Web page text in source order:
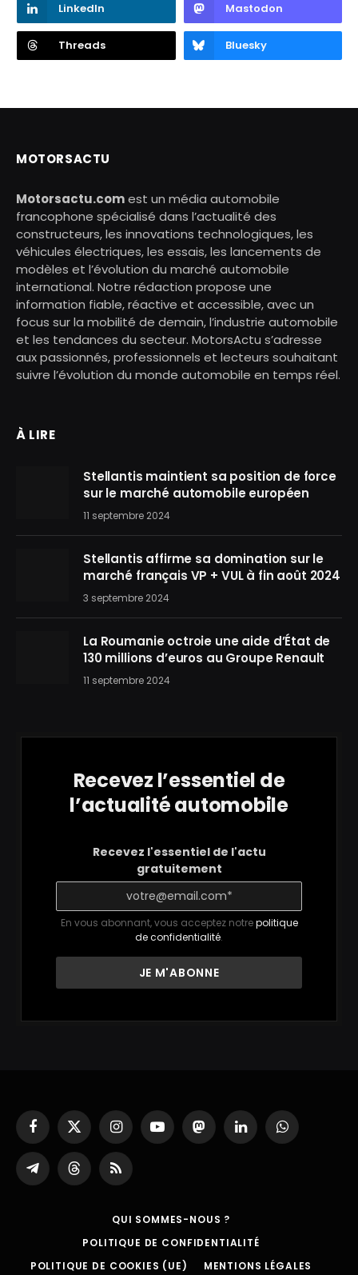
LinkedIn Mastodon
Threads Bluesky
MOTORSACTU
Motorsactu.comest un média automobile
francophone spécialisé dans l’actualité des
constructeurs, les innovations technologiques, les
véhicules électriques, les essais, les lancements de
modèles et l’évolution du marché automobile
international. Notre rédaction propose une
information fiable, réactive et accessible, avec un
focus sur la mobilité de demain, l’industrie automobile
et les tendances du secteur. MotorsActu s’adresse
aux passionnés, professionnels et lecteurs souhaitant
suivre l’évolution du monde automobile en temps réel.
À LIRE
Stellantis maintient sa position de force
sur le marché automobile européen
11 septembre 2024
Stellantis affirme sa domination sur le
marché français VP + VUL à fin août 2024
3 septembre 2024
La Roumanie octroie une aide d’État de
130 millions d’euros au Groupe Renault
11 septembre 2024
Recevez l’essentiel de
l’actualité automobile
Recevez l'essentiel de l'actu
gratuitement
En vous abonnant, vous acceptez notrepolitique
de confidentialité.
Facebook
X
(Twitter)
InstagramYouTubeMastodonLinkedInWhatsApp
Partager
sur
ThreadsRSS
QUI SOMMES-NOUS ?
POLITIQUE DE CONFIDENTIALITÉ
POLITIQUE DE COOKIES (UE)
MENTIONS LÉGALES